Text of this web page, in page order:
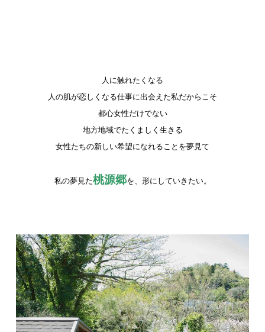
人に触れたくなる
人の肌が恋しくなる仕事に出会えた私だからこそ
都心女性だけでない
地方地域でたくましく生きる
女性たちの新しい希望になれることを夢見て
私の夢見た桃源郷を、形にしていきたい。